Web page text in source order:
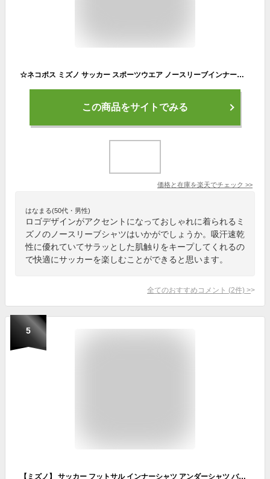
☆ネコポス ミズノ サッカー スポーツウエア ノースリーブインナーシャツ MIZUNO P2MA8090 アンダーウエア 袖無し 細身のシルエット 吸汗速乾 トレーニングウエア 男女兼用 メンズ レディース ブラック×ゴールド サーフブルー×シルバー ホワイト×ゴールド
この商品をサイトでみる
価格と在庫を楽天でチェック >>
はなまる(50代・男性)
ロゴデザインがアクセントになっておしゃれに着られるミ
ズノのノースリーブシャツはいかがでしょうか。吸汗速乾
性に優れていてサラッとした肌触りをキープしてくれるの
で快適にサッカーを楽しむことができると思います。
全てのおすすめコメント (2件) >
5
【ミズノ】 サッカー フットサル インナーシャツ アンダーシャツ バイオギアシャツ Vネックノースリーブ 32MA1153